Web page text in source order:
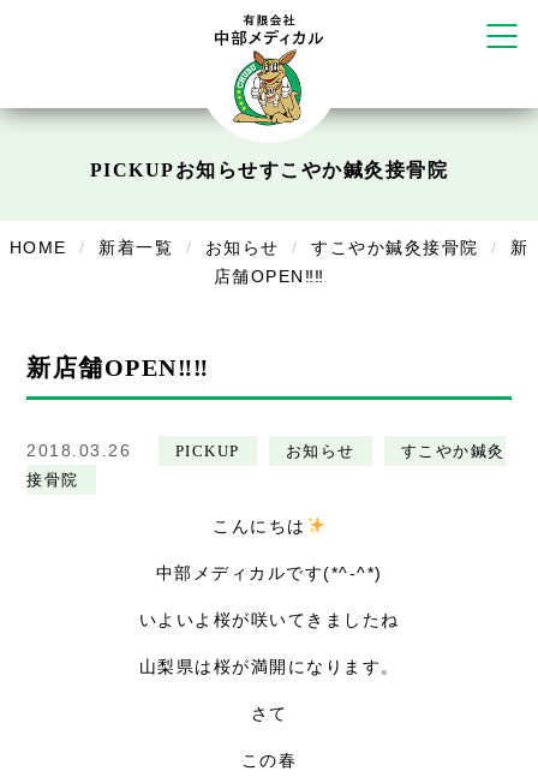
塚店
Cure
デイサービス
美容
お知らせ
PICKUPお知らせすこやか鍼灸接骨院
HOME 新着一覧 お知らせ すこやか鍼灸接骨院
新
店舗OPEN‼‼
新店舗OPEN‼‼
2018.03.26 PICKUP お知らせ
すこやか鍼灸
接骨院
こんにちは
中部メディカルです(*^-^*)
いよいよ桜が咲いてきましたね
山梨県は桜が満開になります。
さて
この春